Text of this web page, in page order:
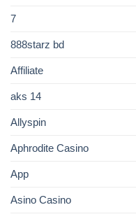
7
888starz bd
Affiliate
aks 14
Allyspin
Aphrodite Casino
App
Asino Casino